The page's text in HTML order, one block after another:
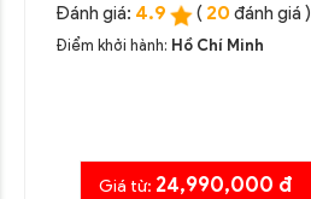
Đánh giá: 4.9 ( 20 đánh giá )
Điểm khởi hành: Hồ Chí Minh
Giá từ: 24,990,000 đ